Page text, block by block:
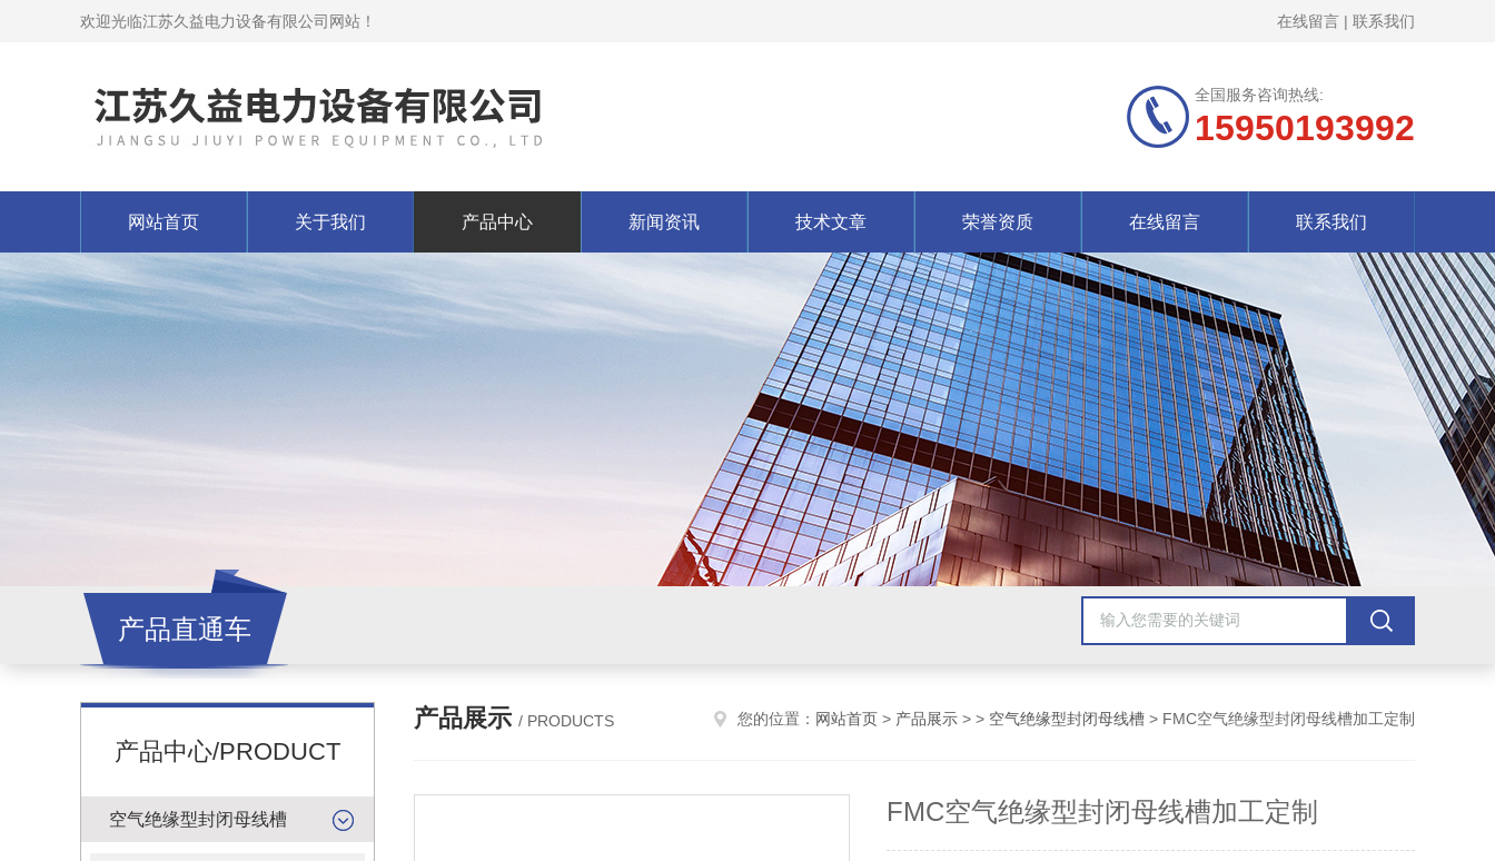
欢迎光临江苏久益电力设备有限公司网站！ 在线留言 | 联系我们
全国服务咨询热线:
15950193992
网站首页 关于我们 产品中心 新闻资讯 技术文章 荣誉资质 在线留言 联系我们
产品直通车
产品中心/PRODUCT
空气绝缘型封闭母线槽
产品展示 / PRODUCTS 您的位置： 网站首页 > 产品展示 > > 空气绝缘型封闭母线槽 > FMC空气绝缘型封闭母线槽加工定制
FMC空气绝缘型封闭母线槽加工定制